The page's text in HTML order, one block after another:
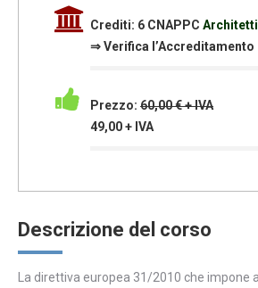
Crediti: 6 CNAPPC Architetti
⇒Verifica l’Accreditamento
Prezzo: 60,00 € + IVA
49,00 + IVA
Descrizione del corso
La direttiva europea 31/2010 che impone